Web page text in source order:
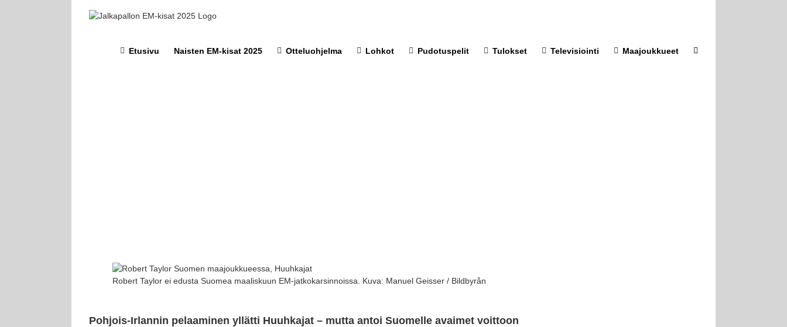
Etusivu Naisten EM-kisat 2025 Otteluohjelma Lohkot Pudotuspelit Tulokset Televisiointi Maajoukkueet
Robert Taylor ei edusta Suomea maaliskuun EM-jatkokarsinnoissa. Kuva: Manuel Geisser / Bildbyrån
Pohjois-Irlannin pelaaminen yllätti Huuhkajat – mutta antoi Suomelle avaimet voittoon